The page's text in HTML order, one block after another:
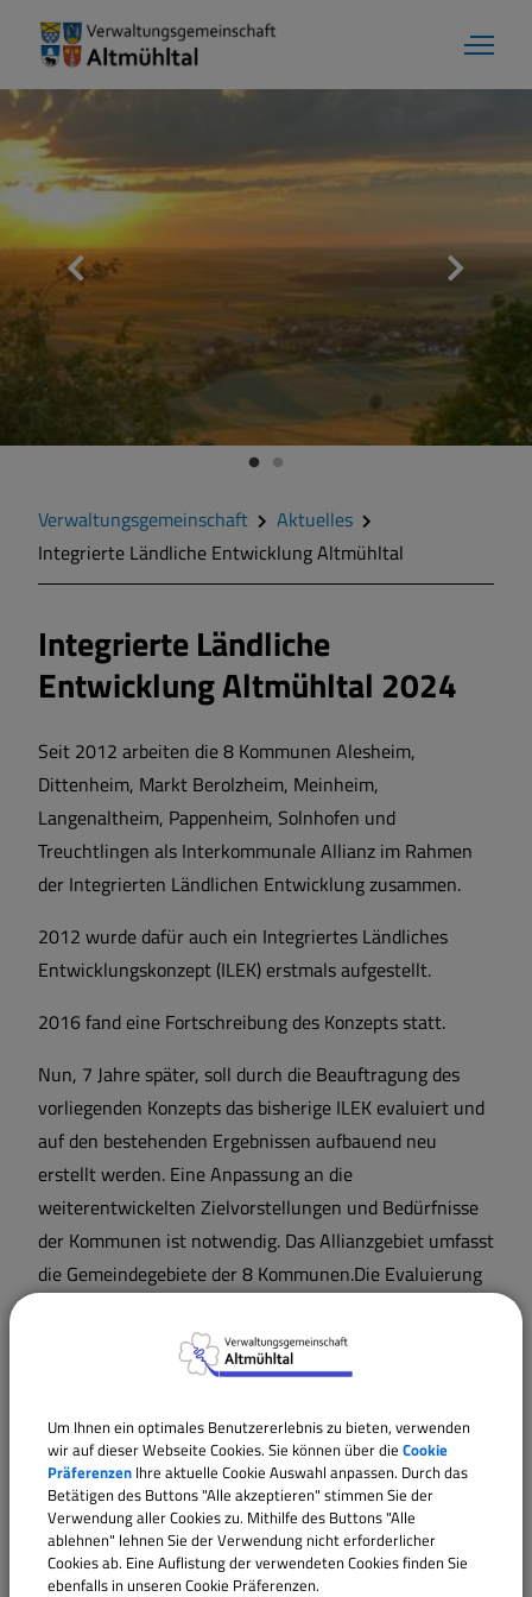
Verwaltungsgemeinschaft
Aktuelles
Integrierte Ländliche Entwicklung Altmühltal
Integrierte Ländliche
Entwicklung Altmühltal 2024
Seit 2012 arbeiten die 8 Kommunen Alesheim,
Dittenheim, Markt Berolzheim, Meinheim,
Langenaltheim, Pappenheim, Solnhofen und
Treuchtlingen als Interkommunale Allianz im Rahmen
der Integrierten Ländlichen Entwicklung zusammen.
2012 wurde dafür auch ein Integriertes Ländliches
Entwicklungskonzept (ILEK) erstmals aufgestellt.
2016 fand eine Fortschreibung des Konzepts statt.
Nun, 7 Jahre später, soll durch die Beauftragung des
vorliegenden Konzepts das bisherige ILEK evaluiert und
auf den bestehenden Ergebnissen aufbauend neu
erstellt werden. Eine Anpassung an die
weiterentwickelten Zielvorstellungen und Bedürfnisse
der Kommunen ist notwendig. Das Allianzgebiet umfasst
die Gemeindegebiete der 8 Kommunen.Die Evaluierung
Entwicklungskonzeptes ist als beteiligungsorientierter
Prozess zur zielgerichteten Entwicklung der Region
Bürgermeistern in der Beteiligtenversammlung sowie
die interessierte Bevölkerung mit.
Ziel ist es, in Kooperation von Wünschen aus der
Bürgerbeteiligung und fachlicher Analyse Maßnahmen
Um Ihnen ein optimales Benutzererlebnis zu bieten, verwenden
wir auf dieser Webseite Cookies. Sie können über die Cookie
Präferenzen Ihre aktuelle Cookie Auswahl anpassen. Durch das
Betätigen des Buttons "Alle akzeptieren" stimmen Sie der
Verwendung aller Cookies zu. Mithilfe des Buttons "Alle
ablehnen" lehnen Sie der Verwendung nicht erforderlicher
Cookies ab. Eine Auflistung der verwendeten Cookies finden Sie
ebenfalls in unseren Cookie Präferenzen.